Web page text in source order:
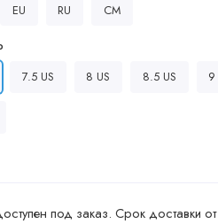
под заказ. Срок доставки
EU RU CM
7.5 US 8 US 8.5 US 9